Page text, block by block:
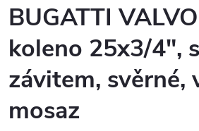
BUGATTI
koleno 25x3/4",
závitem, svěrné,
mosaz